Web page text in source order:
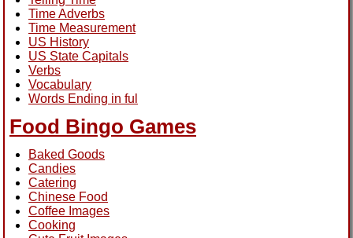
Time Adverbs
Time Measurement
US History
US State Capitals
Verbs
Vocabulary
Words Ending in ful
Food Bingo Games
Baked Goods
Candies
Catering
Chinese Food
Coffee Images
Cooking